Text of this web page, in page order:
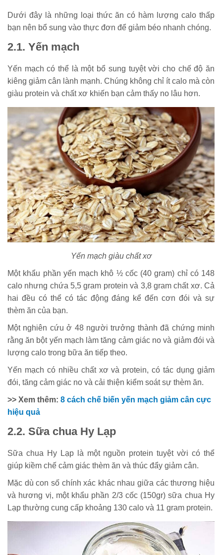
Dưới đây là những loại thức ăn có hàm lượng calo thấp
bạn nên bổ sung vào thực đơn để giảm béo nhanh chóng.
2.1. Yến mạch
Yến mạch có thể là một bổ sung tuyệt vời cho chế độ ăn
kiêng giảm cân lành mạnh. Chúng không chỉ ít calo mà còn
giàu protein và chất xơ khiến bạn cảm thấy no lâu hơn.
Yến mạch giàu chất xơ
Một khẩu phần yến mạch khô ½ cốc (40 gram) chỉ có 148
calo nhưng chứa 5,5 gram protein và 3,8 gram chất xơ. Cả
hai đều có thể có tác động đáng kể đến cơn đói và sự
thèm ăn của bạn.
Một nghiên cứu ở 48 người trưởng thành đã chứng minh
rằng ăn bột yến mạch làm tăng cảm giác no và giảm đói và
lượng calo trong bữa ăn tiếp theo.
Yến mạch có nhiều chất xơ và protein, có tác dụng giảm
đói, tăng cảm giác no và cải thiện kiểm soát sự thèm ăn.
>> Xem thêm: 8 cách chế biến yến mạch giảm cân cực
hiệu quả
2.2. Sữa chua Hy Lạp
Sữa chua Hy Lạp là một nguồn protein tuyệt vời có thể
giúp kiềm chế cảm giác thèm ăn và thúc đẩy giảm cân.
Mặc dù con số chính xác khác nhau giữa các thương hiệu
và hương vị, một khẩu phần 2/3 cốc (150gr) sữa chua Hy
Lạp thường cung cấp khoảng 130 calo và 11 gram protein.